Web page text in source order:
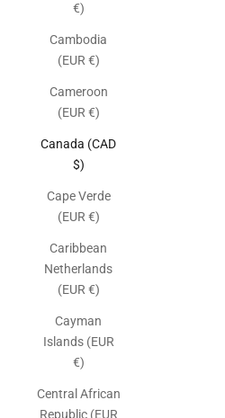
€)
Cambodia
(EUR €)
Cameroon
(EUR €)
Canada (CAD
$)
Cape Verde
(EUR €)
Caribbean
Netherlands
(EUR €)
Cayman
Islands (EUR
€)
Central African
Republic (EUR